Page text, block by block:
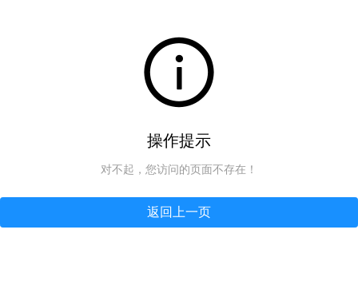
操作提示
对不起，您访问的页面不存在！
返回上一页